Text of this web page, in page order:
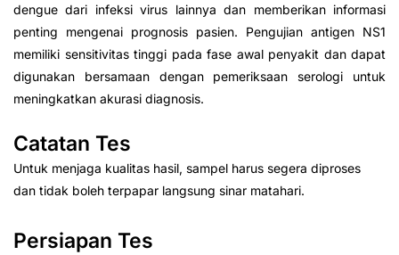
dengue dari infeksi virus lainnya dan memberikan informasi
penting mengenai prognosis pasien. Pengujian antigen NS1
memiliki sensitivitas tinggi pada fase awal penyakit dan dapat
digunakan bersamaan dengan pemeriksaan serologi untuk
meningkatkan akurasi diagnosis.
Catatan Tes
Untuk menjaga kualitas hasil, sampel harus segera diproses
dan tidak boleh terpapar langsung sinar matahari.
Persiapan Tes